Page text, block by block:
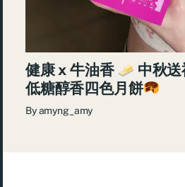
健康 x 牛油香 中秋
低糖醇香四色月餅
Byamyng_amy